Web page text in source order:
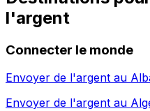
l'argent
Connecter le monde
Envoyer de l'argent au
Envoyer de l'argent au